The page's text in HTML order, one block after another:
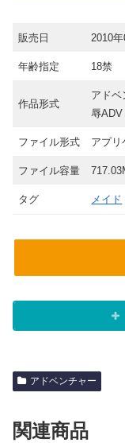
販売日 2010
年齢指定 18禁
作品形式
アドベ
辱ADV
ファイル形式 アプリ
ファイル容量
タグ メイド
アドベンチャー
関連商品